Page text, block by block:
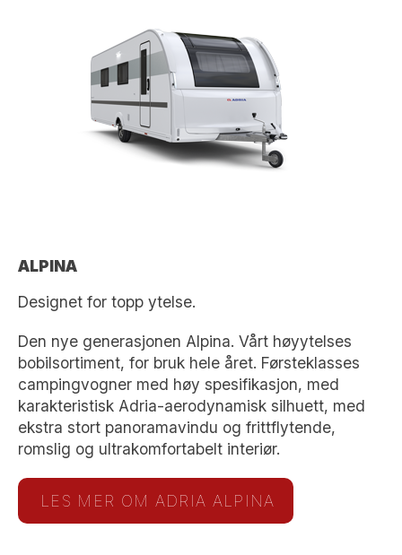
ALPINA
Designet for topp ytelse.
Den nye generasjonen Alpina. Vårt høyytelses
bobilsortiment, for bruk hele året. Førsteklasses
campingvogner med høy spesifikasjon, med
karakteristisk Adria-aerodynamisk silhuett, med
ekstra stort panoramavindu og frittflytende,
romslig og ultrakomfortabelt interiør.
LES MER OM ADRIA ALPINA